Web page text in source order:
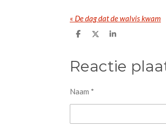
« De dag dat de walvis kwam
D
n
D
S
e
Reactie
Naam *